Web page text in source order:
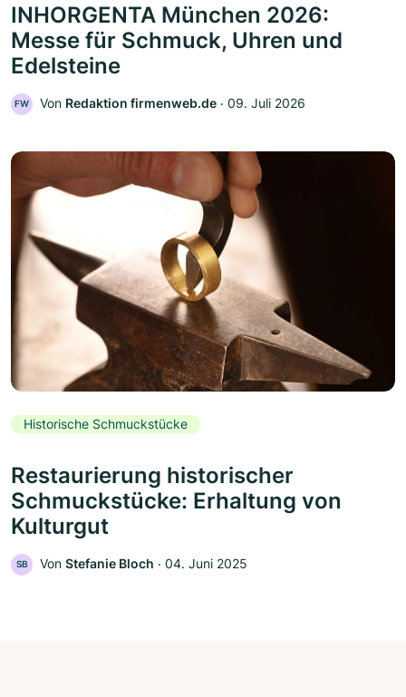
INHORGENTA München 2026:
Messe für Schmuck, Uhren und
Edelsteine
FW Von Redaktion firmenweb.de ‧ 09. Juli 2026
Historische Schmuckstücke
Restaurierung historischer
Schmuckstücke: Erhaltung von
Kulturgut
SB Von Stefanie Bloch ‧ 04. Juni 2025